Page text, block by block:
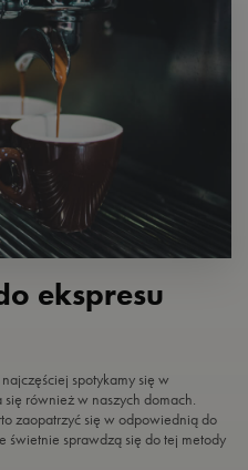
ekspresu
spotykamy się w
również w naszych domach.
zaopatrzyć się w odpowiednią do
świetnie sprawdzą się do tej metody